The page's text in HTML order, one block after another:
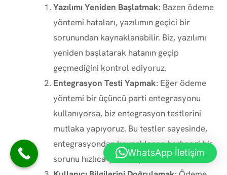
Yazılımı Yeniden Başlatmak: Bazen ödeme
yöntemi hataları, yazılımın geçici bir
sorunundan kaynaklanabilir. Biz, yazılımı
yeniden başlatarak hatanın geçip
geçmediğini kontrol ediyoruz.
Entegrasyon Testi Yapmak: Eğer ödeme
yöntemi bir üçüncü parti entegrasyonu
kullanıyorsa, biz entegrasyon testlerini
mutlaka yapıyoruz. Bu testler sayesinde,
entegrasyondan kaynaklanan herhangi bir
sorunu hızlıca çözebiliyoruz.
WhatsApp İletişim